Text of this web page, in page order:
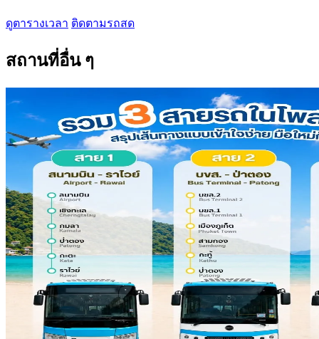
ดูตารางเวลา ติดตามรถสด
สถานที่อื่น ๆ